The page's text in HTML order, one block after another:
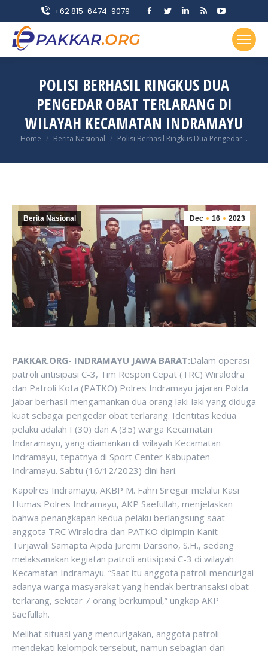
+62 815-6474-9079
Facebook
in
window
Twitter
in
window
Linkedin
in
window
Rss
opens
in
window
YouTube
page
opens
in
window
POLISI BERHASIL RINGKUS DUA
PENGEDAR OBAT TERLARANG DI
WILAYAH KECAMATAN INDRAMAYU
You are here:
Home Berita Nasional Polisi Berhasil Ringkus Dua Pengedar…
Dec 16 2023
Berita Nasional
PAKKAR.ORG- INDRAMAYU JAWA BARAT:Dalam operasi
patroli antisipasi C-3, Tim Respon Cepat (TRC) Wiralodra
dan Patroli Kota (PATKO) Polres Indramayu jajaran Polda
Jabar berhasil mengamankan dua orang laki-laki yang diduga
kuat sebagai pengedar obat terlarang. Identitas kedua
pelaku adalah I (30) dan A (35) warga Kecamatan
Indaramayu, yang diamankan di wilayah Kecamatan
Indramayu, tepatnya di Sport Center Kabupaten
Indramayu. Sabtu (16/12/2023) dini hari.
Kapolres Indramayu, AKBP M. Fahri Siregar melalui Kasi
Humas Polres Indramayu, AKP Saefullah, menjelaskan
bahwa penangkapan kedua pelaku berlangsung saat
anggota TRC Wiralodra dan PATKO dipimpin Kanit
Turjawali Samapta Aipda Juremi Darsono, S.H., sedang
melaksanakan kegiatan patroli antisipasi C-3 di wilayah
Kecamatan Indramayu. “Saat itu anggota patroli mencurigai
adanya warga masyarakat yang hendak bertransaksi obat
terlarang, sekitar 7 orang berkumpul,” ungkap AKP
Saefullah.
Melihat situasi yang mencurigakan, anggota patroli
mendekati kelompok tersebut, namun sebagian dari